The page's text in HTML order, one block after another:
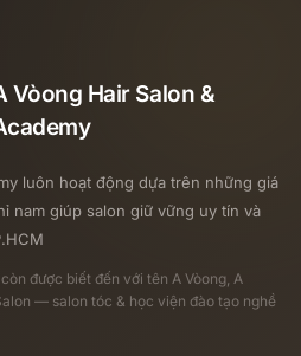
Vòong Hair Salon &
luôn hoạt động dựa trên những giá
nam giúp salon giữ vững uy tín và
còn được biết đến với tên A Vòong, A
— salon tóc & học viện đào tạo nghề